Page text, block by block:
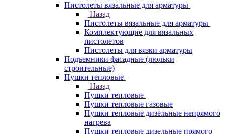
Пистолеты вязальные для арматуры
Назад
Пистолеты вязальные для арматуры
Комплектующие для вязальных
пистолетов
Пистолеты для вязки арматуры
Подъемники фасадные (люльки
строительные)
Пушки тепловые
Назад
Пушки тепловые
Пушки тепловые газовые
Пушки тепловые дизельные непрямого
нагрева
Пушки тепловые дизельные прямого